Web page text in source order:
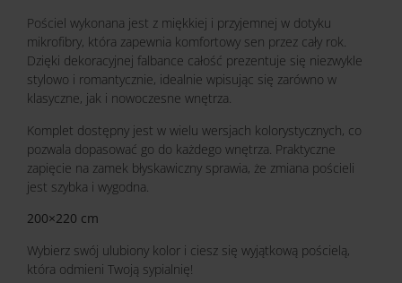
Pościel wykonana jest z miękkiej i przyjemnej w dotyku
mikrofibry, która zapewnia komfortowy sen przez cały rok.
Dzięki dekoracyjnej falbance całość prezentuje się niezwykle
stylowo i romantycznie, idealnie wpisując się zarówno w
klasyczne, jak i nowoczesne wnętrza.
Komplet dostępny jest w wielu wersjach kolorystycznych, co
pozwala dopasować go do każdego wnętrza. Praktyczne
zapięcie na zamek błyskawiczny sprawia, że zmiana pościeli
jest szybka i wygodna.
200×220 cm
Wybierz swój ulubiony kolor i ciesz się wyjątkową pościelą,
która odmieni Twoją sypialnię!